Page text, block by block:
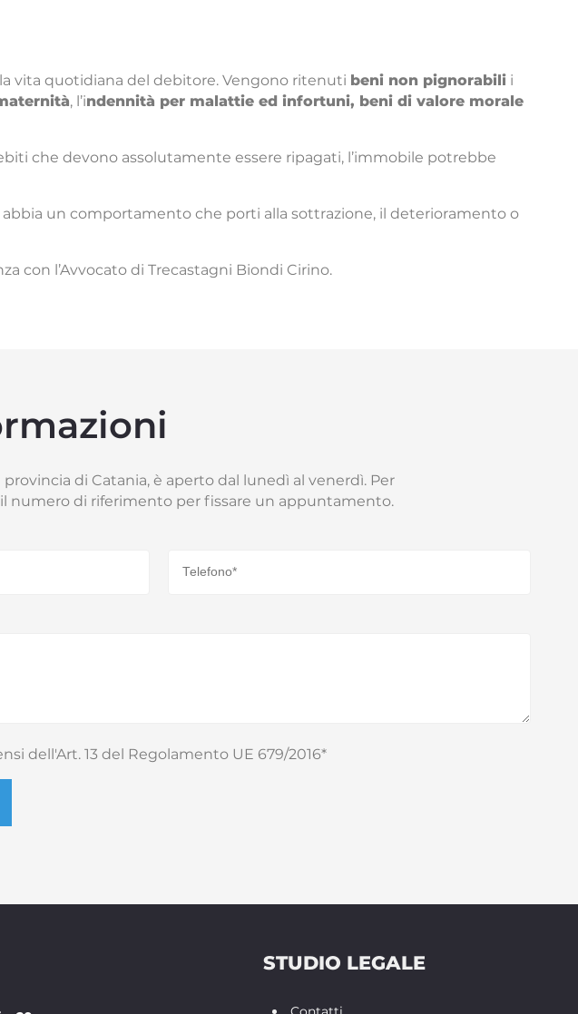
vita quotidiana del debitore. Vengono ritenuti beni non pignorabili i
, l’indennità per malattie ed infortuni, beni di valore morale
che devono assolutamente essere ripagati, l’immobile potrebbe
un comportamento che porti alla sottrazione, il deterioramento o
con l’Avvocato di Trecastagni Biondi Cirino.
di Catania, è aperto dal lunedì al venerdì. Per
numero di riferimento per fissare un appuntamento.
dell'Art. 13 del Regolamento UE 679/2016*
STUDIO LEGALE